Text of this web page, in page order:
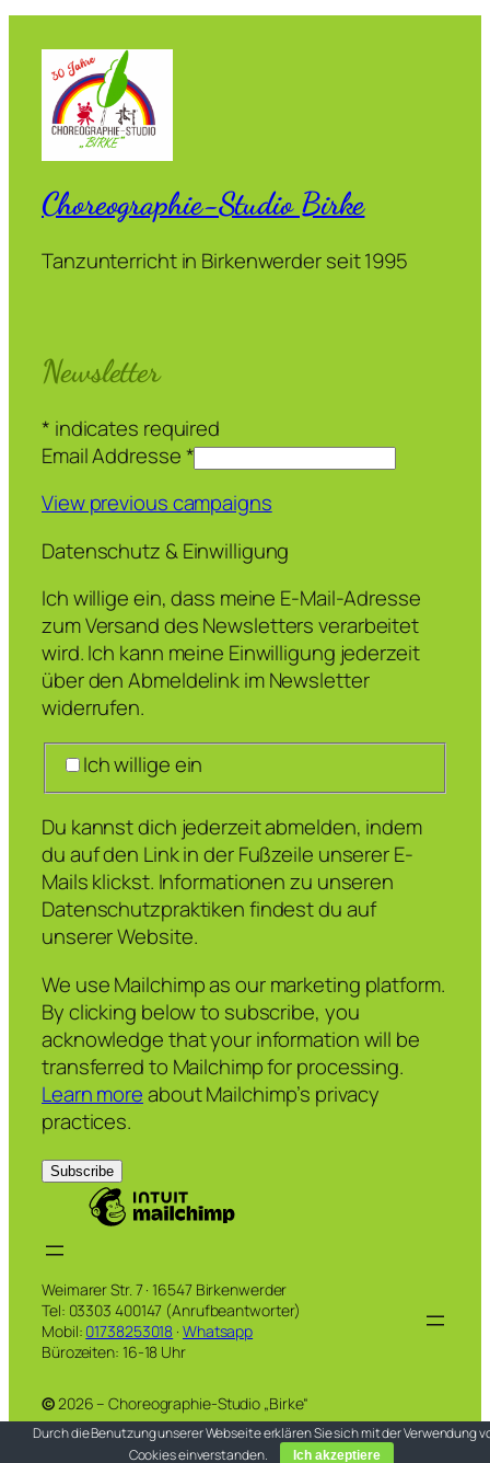
Choreographie-Studio Birke
Tanzunterricht in Birkenwerder seit 1995
Newsletter
* indicates required
Email Addresse*
View previous campaigns
Datenschutz & Einwilligung
Ich willige ein, dass meine E-Mail-Adresse
zum Versand des Newsletters verarbeitet
wird. Ich kann meine Einwilligung jederzeit
über den Abmeldelink im Newsletter
widerrufen.
Ich willige ein
Du kannst dich jederzeit abmelden, indem
du auf den Link in der Fußzeile unserer E-
Mails klickst. Informationen zu unseren
Datenschutzpraktiken findest du auf
unserer Website.
We use Mailchimp as our marketing platform.
By clicking below to subscribe, you
acknowledge that your information will be
transferred to Mailchimp for processing.
Learn moreabout Mailchimp’s privacy
practices.
Weimarer Str. 7 · 16547 Birkenwerder
Tel: 03303 400147 (Anrufbeantworter)
Mobil: 01738253018 · Whatsapp
Bürozeiten: 16-18 Uhr
©2026 – Choreographie-Studio „Birke“
Durch die Benutzung unserer Webseite erklären Sie sich mit der Verwendung
Cookies einverstanden.
Ich akzeptiere